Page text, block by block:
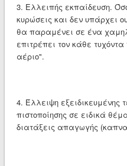
3. Ελλειπής εκπαίδευση.
κυρώσεις και δεν υπάρχει
θα παραμένει σε ένα
επιτρέπει τον κάθε τυχόντα
αέριο".
4. Έλλειψη εξειδικευμένης
πιστοποίησης σε ειδικά
διατάξεις απαγωγής